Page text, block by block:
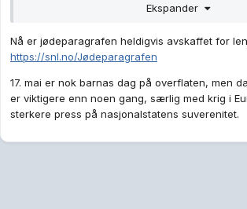
Ekspander
Nå er jødeparagrafen heldigvis avskaffet for
https://snl.no/Jødeparagrafen
17. mai er nok barnas dag på overflaten, men
er viktigere enn noen gang, særlig med krig i
sterkere press på nasjonalstatens suverenitet.